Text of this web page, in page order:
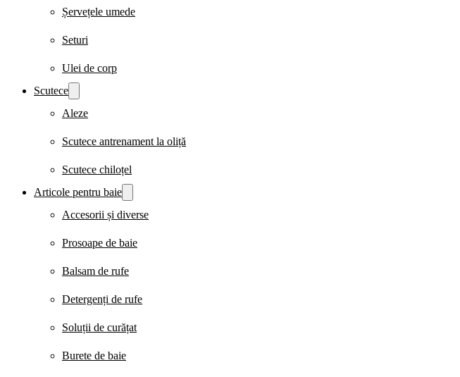
Șervețele umede
Seturi
Ulei de corp
Scutece
Aleze
Scutece antrenament la oliță
Scutece chiloțel
Articole pentru baie
Accesorii și diverse
Prosoape de baie
Balsam de rufe
Detergenți de rufe
Soluții de curățat
Burete de baie